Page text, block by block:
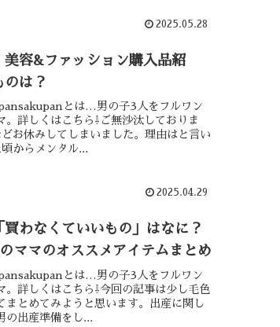
2025.05.28
美容&ファッション購入品紹
は？
とは…男の子3人をフルワン
。詳しくはこちら⇩ご無沙汰しておりま
お休みしてしまいました。理由はと言い
からメンタル...
2025.04.29
買わなくていいもの」はなに？
ママのオススメアイテムまとめ
とは…男の子3人をフルワン
。詳しくはこちら⇩今回の記事は少し毛色
まとめてみようと思います。出産に関し
出産準備をし...